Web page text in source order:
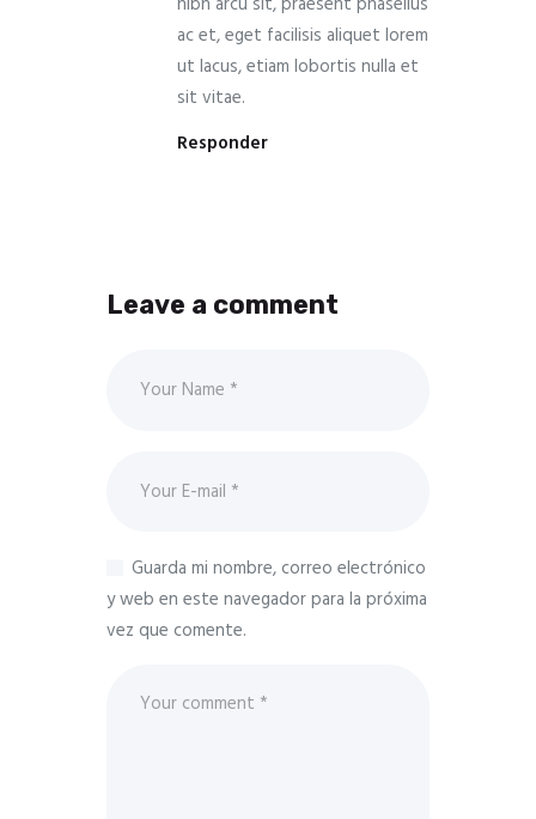
ac et, eget facilisis aliquet lorem
ut lacus, etiam lobortis nulla et
sit vitae.
Responder
Leave a comment
Guarda mi nombre, correo electrónico
y web en este navegador para la próxima
vez que comente.